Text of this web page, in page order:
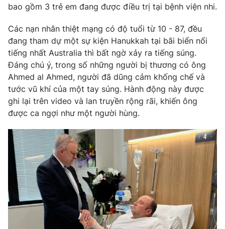
VTV4 Vươn mình bằng AI
VTV9 VTV8
Liên hệ tòa soạn English
THỜI BÁO VTV
Theo dõi báo trên
Cơ quan chủ quản:
Đài Truyền hình Việt Nam
Cơ quan báo chí:
Thời báo VTV
Giấy phép hoạt động báo in và báo điện tử số 483/GP-BTTTT
bao gồm 3 trẻ em đang được điều trị tại bệnh viện nhi.
Các nạn nhân thiệt mạng có độ tuổi từ 10 - 87, đều
đang tham dự một sự kiện Hanukkah tại bãi biển nổi
tiếng nhất Australia thì bất ngờ xảy ra tiếng súng.
Đáng chú ý, trong số những người bị thương có ông
Ahmed al Ahmed, người đã dũng cảm khống chế và
tước vũ khí của một tay súng. Hành động này được
ghi lại trên video và lan truyền rộng rãi, khiến ông
được ca ngợi như một người hùng.